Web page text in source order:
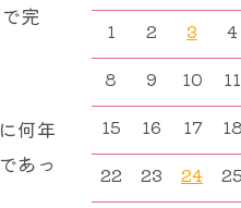
完
何年
あっ
1
2 3 4
8
9 10 11
15
16 17 18
22
23 24 25